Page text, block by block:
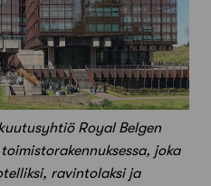
Royal Belgen
joka
ravintolaksi ja